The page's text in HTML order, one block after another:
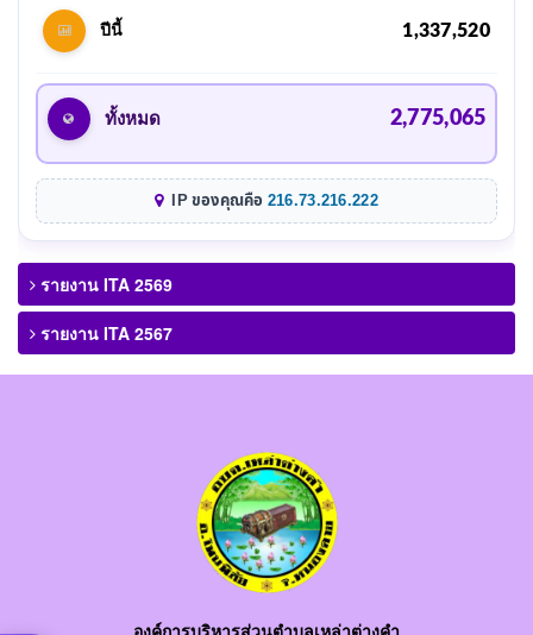
ปีนี้ 1,337,520
ทั้งหมด 2,775,065
IP ของคุณคือ 216.73.216.222
รายงาน ITA 2569
รายงาน ITA 2567